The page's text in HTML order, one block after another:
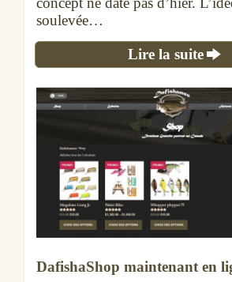
soulevée…
Lire la suite
DafishaShop maintenant en